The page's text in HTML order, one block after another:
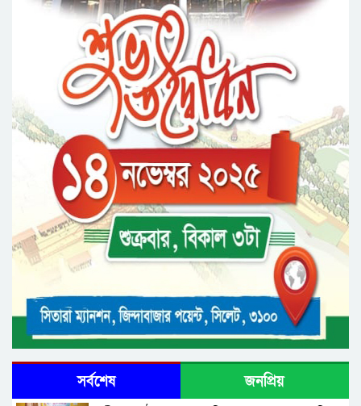
সিকৃবি’তে জুলাই গণ-অভ্যুত্থান দিবস উপলক্ষে
বৃক্ষরোপণ কর্মসুচি পালন
রসময় মেমোরিয়াল উচ্চ বিদ্যালয়ের নতুন ভবনের
উদ্বোধন করলেন মন্ত্রী মুক্তাদির
সর্বশেষ জনপ্রিয়